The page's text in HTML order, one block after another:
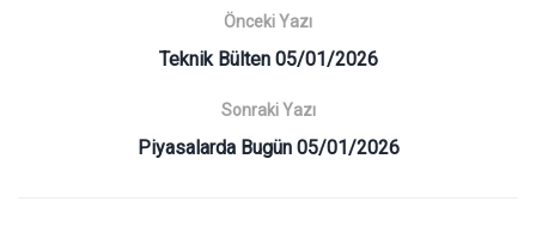
Önceki Yazı
Teknik Bülten 05/01/2026
Sonraki Yazı
Piyasalarda Bugün 05/01/2026